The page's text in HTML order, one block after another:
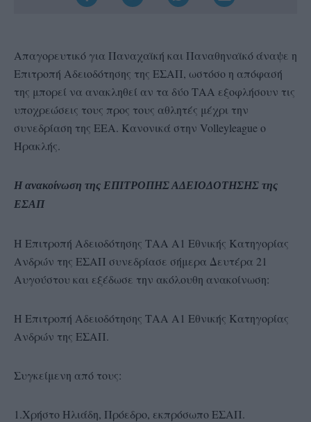
Απαγορευτικό για Παναχαϊκή και Παναθηναϊκό άναψε η
Επιτροπή Αδειοδότησης της ΕΣΑΠ, ωστόσο η απόφασή
της μπορεί να ανακληθεί αν τα δύο ΤΑΑ εξοφλήσουν τις
υποχρεώσεις τους προς τους αθλητές μέχρι την
συνεδρίαση της ΕΕΑ. Κανονικά στην Volleyleague ο
Ηρακλής.
Η ανακοίνωση της ΕΠΙΤΡΟΠΗΣ ΑΔΕΙΟΔΟΤΗΣΗΣ της
ΕΣΑΠ
Η Επιτροπή Αδειοδότησης ΤΑΑ Α1 Εθνικής Κατηγορίας
Ανδρών της ΕΣΑΠ συνεδρίασε σήμερα Δευτέρα 21
Αυγούστου και εξέδωσε την ακόλουθη ανακοίνωση:
Η Επιτροπή Αδειοδότησης ΤΑΑ Α1 Εθνικής Κατηγορίας
Ανδρών της ΕΣΑΠ.
Συγκείμενη από τους:
1.Χρήστο Ηλιάδη, Πρόεδρο, εκπρόσωπο ΕΣΑΠ.